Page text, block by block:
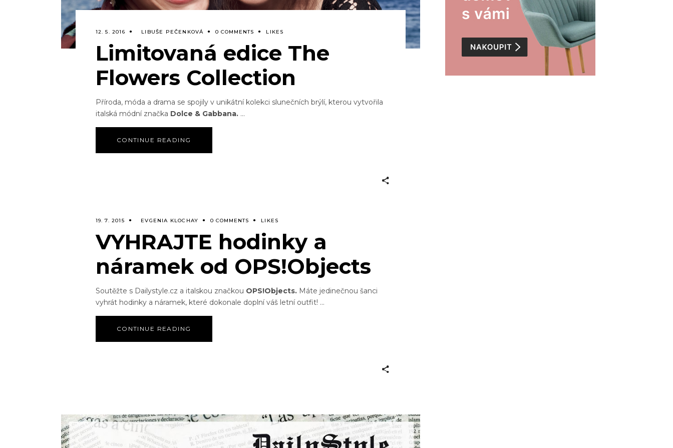
12. 5. 2016 LIBUŠE PEČENKOVÁ 0 COMMENTS LIKES
Limitovaná edice The
Flowers Collection
Příroda, móda a drama se spojily v unikátní kolekci slunečních brýlí, kterou vytvořila
italská módní značka Dolce & Gabbana.
CONTINUE READING
19. 7. 2015 EVGENIA KLOCHAY 0 COMMENTS LIKES
VYHRAJTE hodinky a
náramek od OPS!Objects
Soutěžte s Dailystyle.cz a italskou značkou OPS!Objects.Máte jedinečnou šanci
vyhrát hodinky a náramek, které dokonale doplní váš letní outfit!
CONTINUE READING